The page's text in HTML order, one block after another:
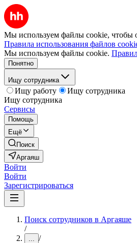
Мы используем файлы cookie, чтобы
Правила использования файлов
Мы используем файлы cookie.
Понятно
Ищу сотрудника
Ищу работу
Ищу сотрудника
Ищу сотрудника
Сервисы
Помощь
Ещё
Поиск
Аргаяш
Войти
Войти
Зарегистрироваться
Поиск сотрудников в Аргаяше
/
... /